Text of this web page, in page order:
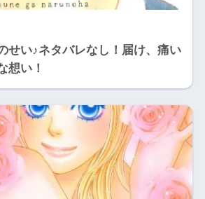
せい♪ネタバレなし！届け、痛い
想い！